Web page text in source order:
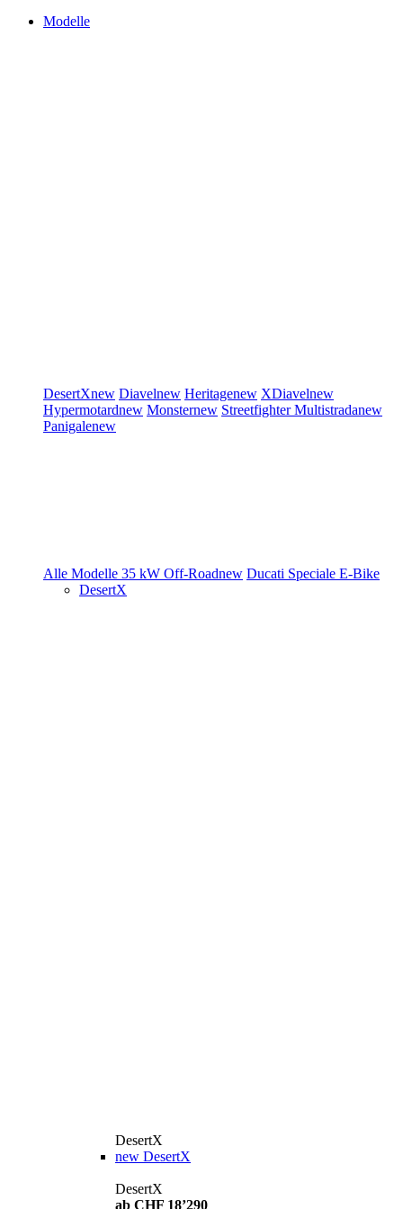
Modelle
DesertXnew Diavelnew Heritagenew XDiavelnew
Hypermotardnew Monsternew StreetfighterMultistradanew
Panigalenew
Alle Modelle 35 kW Off-Roadnew Ducati Speciale E-Bike
DesertX
DesertX
new DesertX
DesertX
ab CHF 18’290